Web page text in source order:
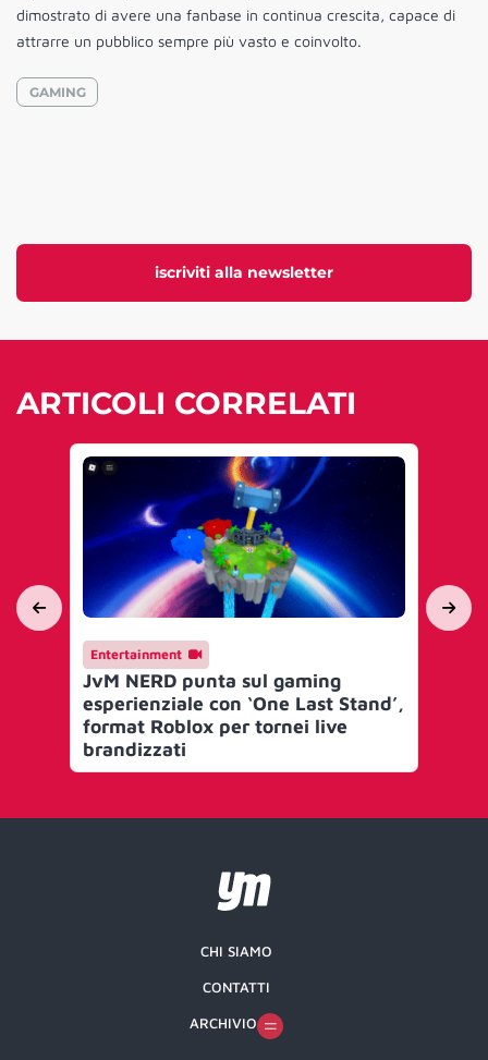
iscriviti alla newsletter
dimostrato di avere una fanbase in continua crescita, capace di
attrarre un pubblico sempre più vasto e coinvolto.
GAMING
ARTICOLI CORRELATI
Entertainment
JvM NERD punta sul gaming
esperienziale con ‘One Last Stand’,
format Roblox per tornei live
brandizzati
CHI SIAMO
CONTATTI
ARCHIVIO